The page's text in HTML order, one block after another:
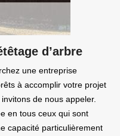
d’arbre
une entreprise
à accomplir votre projet
de nous appeler.
en tous ceux qui sont
capacité particulièrement